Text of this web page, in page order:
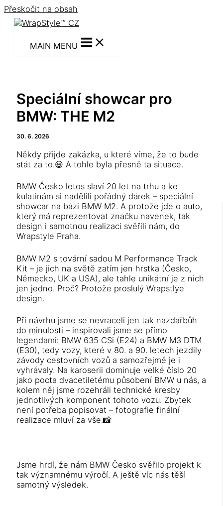
Přeskočit na obsah
MAIN MENU
Speciální showcar pro
BMW: THE M2
30. 6. 2026
Někdy přijde zakázka, u které víme, že to bude
stát za to.😃 A tohle byla přesně ta situace.
BMW Česko letos slaví 20 let na trhu a ke
kulatinám si nadělili pořádný dárek – speciální
showcar na bázi BMW M2. A protože jde o auto,
který má reprezentovat značku navenek, tak
design i samotnou realizaci svěřili nám, do
Wrapstyle Praha.
BMW M2 s tovární sadou M Performance Track
Kit – je jich na světě zatím jen hrstka (Česko,
Německo, UK a USA), ale tahle unikátní je z nich
jen jedno. Proč? Protože proslulý Wrapstlye
design.
Při návrhu jsme se nevraceli jen tak nazdařbůh
do minulosti – inspirovali jsme se přímo
legendami: BMW 635 CSi (E24) a BMW M3 DTM
(E30), tedy vozy, které v 80. a 90. letech jezdily
závody cestovních vozů a samozřejmě je i
vyhrávaly. Na karoserii dominuje velké číslo 20
jako pocta dvacetiletému působení BMW u nás, a
kolem něj jsme rozehráli technické kresby
jednotlivých komponent tohoto vozu. Zbytek
není potřeba popisovat – fotografie finální
realizace mluví za vše.📸
Jsme hrdí, že nám BMW Česko svěřilo projekt k
tak významnému výročí. A ještě víc nás těší
samotný výsledek.